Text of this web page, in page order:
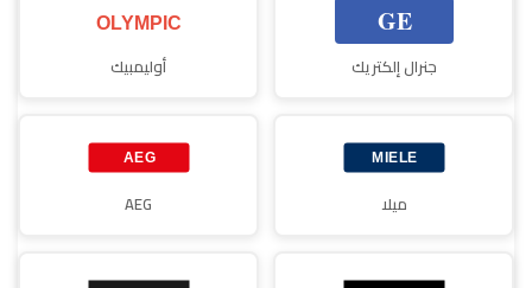
جنرال إلكتريك أوليمبيك
ميلا AEG